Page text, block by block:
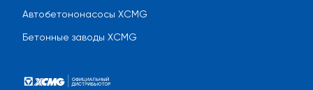
Автобетононасосы XCMG
Бетонные заводы XCMG